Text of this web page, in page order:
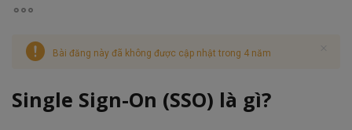
Bài đăng này đã không được cập nhật trong 4 năm
Single Sign-On (SSO) là gì?